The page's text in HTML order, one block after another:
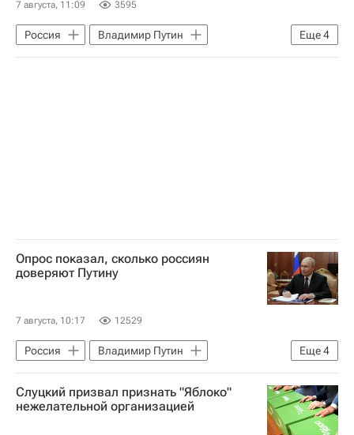
7 августа, 11:09 3595
Еще4
Россия
Владимир Путин
Михаил Мишустин
ВЦИОМ
Опрос показал, сколько россиян
доверяют Путину
7 августа, 10:17 12529
Еще4
Россия
Владимир Путин
Михаил Мишустин
Фонд "Общественное мнение"
Слуцкий призвал признать "Яблоко"
нежелательной организацией